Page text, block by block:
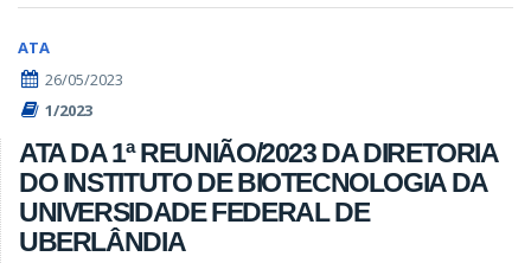
ATA
26/05/2023
1/2023
ATA DA 1ª REUNIÃO/2023 DA DIRETORIA
DO INSTITUTO DE BIOTECNOLOGIA DA
UNIVERSIDADE FEDERAL DE
UBERLÂNDIA